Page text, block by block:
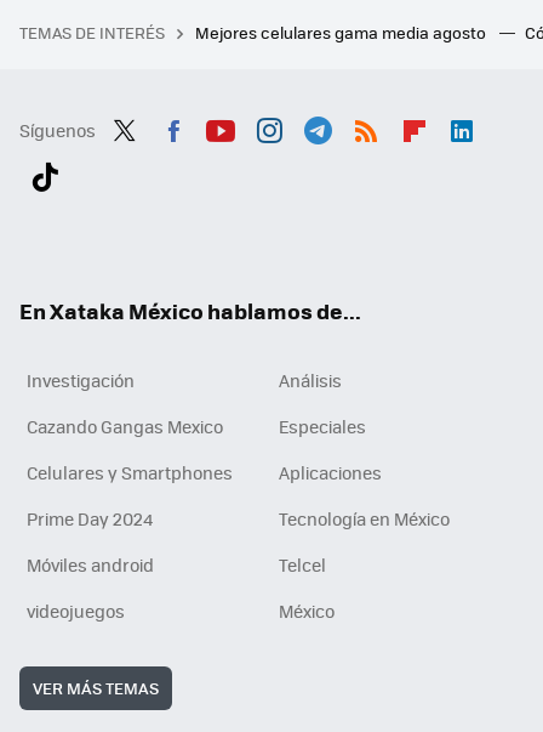
TEMAS DE INTERÉS Mejores celulares gama media agosto
Síguenos
En Xataka México hablamos de...
Investigación
Análisis
Cazando Gangas Mexico
Especiales
Celulares y Smartphones
Aplicaciones
Prime Day 2024
Tecnología en México
Móviles android
Telcel
videojuegos
México
VER MÁS TEMAS